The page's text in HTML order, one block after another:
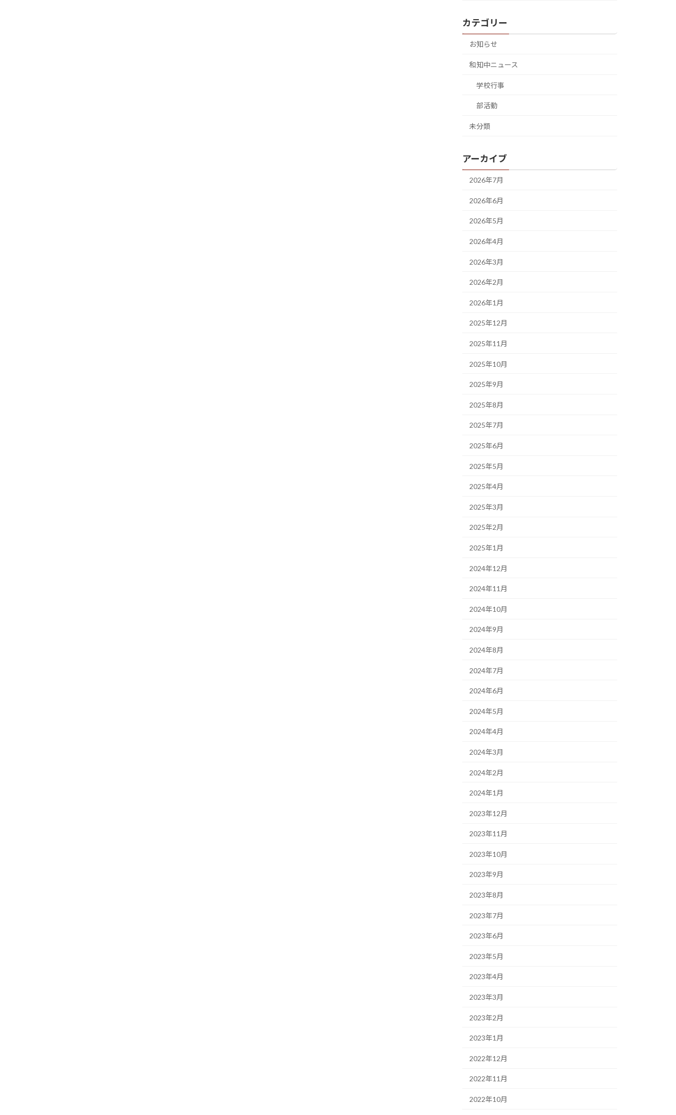
カテゴリー
お知らせ
和知中ニュース
学校行事
部活動
未分類
アーカイブ
2026年7月
2026年6月
2026年5月
2026年4月
2026年3月
2026年2月
2026年1月
2025年12月
2025年11月
2025年10月
2025年9月
2025年8月
2025年7月
2025年6月
2025年5月
2025年4月
2025年3月
2025年2月
2025年1月
2024年12月
2024年11月
2024年10月
2024年9月
2024年8月
2024年7月
2024年6月
2024年5月
2024年4月
2024年3月
2024年2月
2024年1月
2023年12月
2023年11月
2023年10月
2023年9月
2023年8月
2023年7月
2023年6月
2023年5月
2023年4月
2023年3月
2023年2月
2023年1月
2022年12月
2022年11月
2022年10月